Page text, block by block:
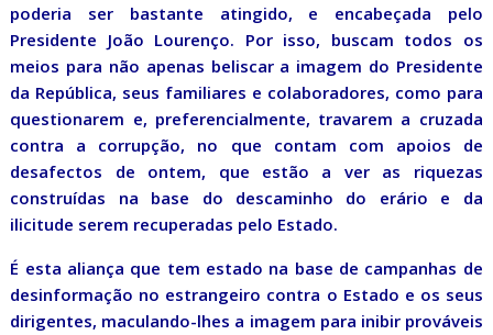
poderia ser bastante atingido, e encabeçada pelo
Presidente João Lourenço. Por isso, buscam todos os
meios para não apenas beliscar a imagem do Presidente
da República, seus familiares e colaboradores, como para
questionarem e, preferencialmente, travarem a cruzada
contra a corrupção, no que contam com apoios de
desafectos de ontem, que estão a ver as riquezas
construídas na base do descaminho do erário e da
ilicitude serem recuperadas pelo Estado.
É esta aliança que tem estado na base de campanhas de
desinformação no estrangeiro contra o Estado e os seus
dirigentes, maculando-lhes a imagem para inibir prováveis